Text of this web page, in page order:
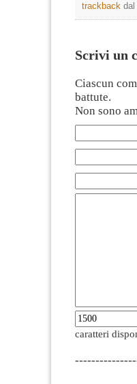
trackback dal
Scrivi un
Ciascun
battute.
Non sono
caratteri